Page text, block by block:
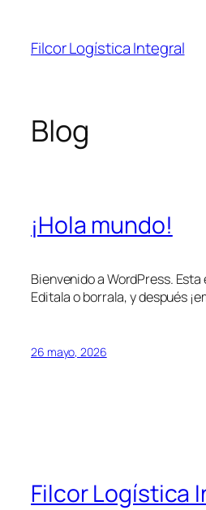
contenido
Filcor Logística Integral
Blog
¡Hola mundo!
Bienvenido a WordPress.
Editala o borrala, y después
26 mayo, 2026
Filcor Logística